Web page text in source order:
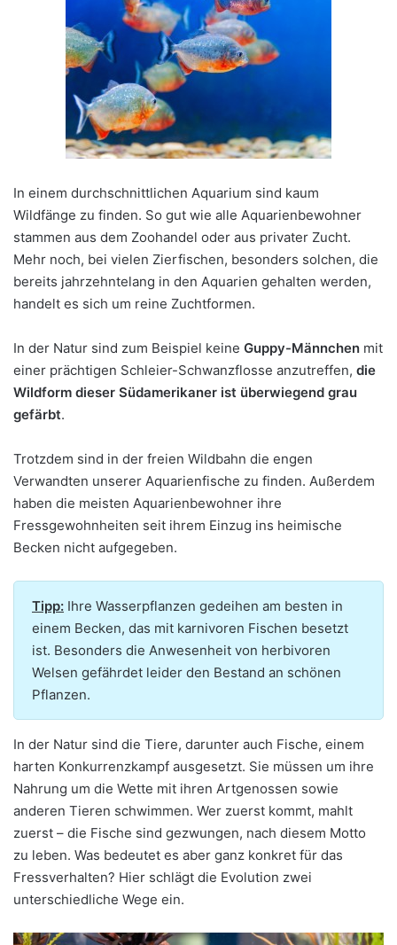
In einem durchschnittlichen Aquarium sind kaum
Wildfänge zu finden. So gut wie alle Aquarienbewohner
stammen aus dem Zoohandel oder aus privater Zucht.
Mehr noch, bei vielen Zierfischen, besonders solchen, die
bereits jahrzehntelang in den Aquarien gehalten werden,
handelt es sich um reine Zuchtformen.
In der Natur sind zum Beispiel keine Guppy-Männchen mit
einer prächtigen Schleier-Schwanzflosse anzutreffen, die
Wildform dieser Südamerikaner ist überwiegend grau
gefärbt.
Trotzdem sind in der freien Wildbahn die engen
Verwandten unserer Aquarienfische zu finden. Außerdem
haben die meisten Aquarienbewohner ihre
Fressgewohnheiten seit ihrem Einzug ins heimische
Becken nicht aufgegeben.
Tipp: Ihre Wasserpflanzen gedeihen am besten in
einem Becken, das mit karnivoren Fischen besetzt
ist. Besonders die Anwesenheit von herbivoren
Welsen gefährdet leider den Bestand an schönen
Pflanzen.
In der Natur sind die Tiere, darunter auch Fische, einem
harten Konkurrenzkampf ausgesetzt. Sie müssen um ihre
Nahrung um die Wette mit ihren Artgenossen sowie
anderen Tieren schwimmen. Wer zuerst kommt, mahlt
zuerst – die Fische sind gezwungen, nach diesem Motto
zu leben. Was bedeutet es aber ganz konkret für das
Fressverhalten? Hier schlägt die Evolution zwei
unterschiedliche Wege ein.